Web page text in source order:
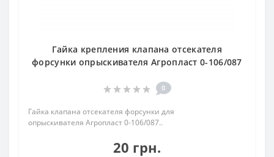
Гайка крепления клапана отсекателя
форсунки опрыскивателя Агропласт 0-106/087
0
Гайка клапана отсекателя форсунки для
опрыскивателя Агропласт 0-106/087..
20 грн.